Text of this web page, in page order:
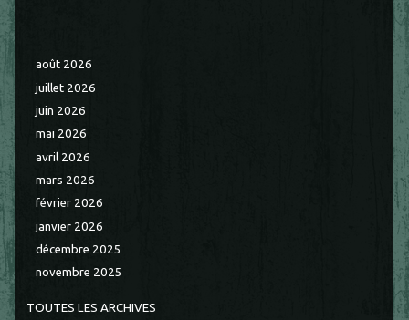
août 2026
juillet 2026
juin 2026
mai 2026
avril 2026
mars 2026
février 2026
janvier 2026
décembre 2025
novembre 2025
TOUTES LES ARCHIVES